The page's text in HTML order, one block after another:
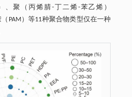
、聚（丙烯腈-丁二烯-苯乙烯）
（PAM）等11种聚合物类型仅在一种